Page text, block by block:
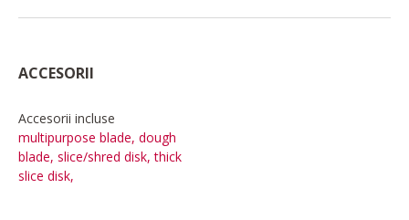
ACCESORII
Accesorii incluse
multipurpose blade, dough
blade, slice/shred disk, thick
slice disk,